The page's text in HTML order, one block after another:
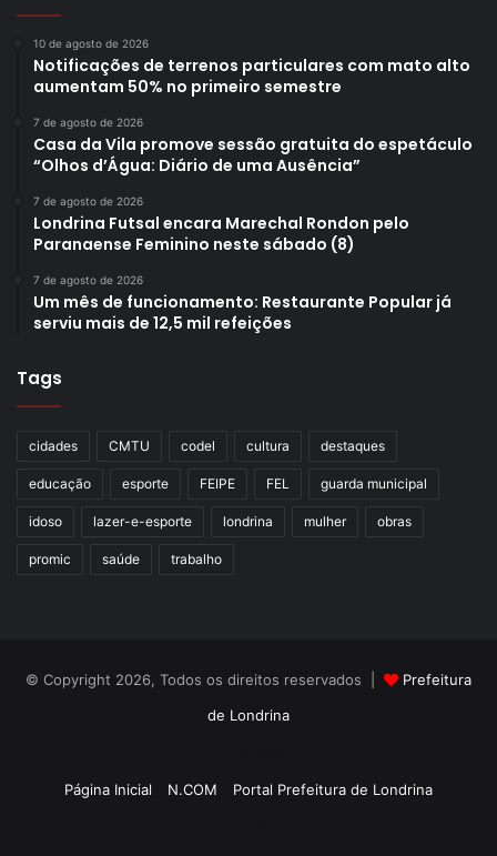
10 de agosto de 2026
Notificações de terrenos particulares com mato alto
aumentam 50% no primeiro semestre
7 de agosto de 2026
Casa da Vila promove sessão gratuita do espetáculo
“Olhos d’Água: Diário de uma Ausência”
7 de agosto de 2026
Londrina Futsal encara Marechal Rondon pelo
Paranaense Feminino neste sábado (8)
7 de agosto de 2026
Um mês de funcionamento: Restaurante Popular já
serviu mais de 12,5 mil refeições
Tags
cidades CMTU codel cultura destaques
educação esporte FEIPE FEL guarda municipal
idoso lazer-e-esporte londrina mulher obras
promic saúde trabalho
© Copyright 2026, Todos os direitos reservados |
Prefeitura
de Londrina
Página Inicial N.COM Portal Prefeitura de Londrina